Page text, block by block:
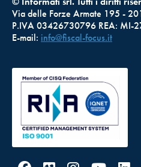
Via delle Forze Armate 195 -
P.IVA 03426730796 REA: MI-
E-mail: info@fiscal-focus.it